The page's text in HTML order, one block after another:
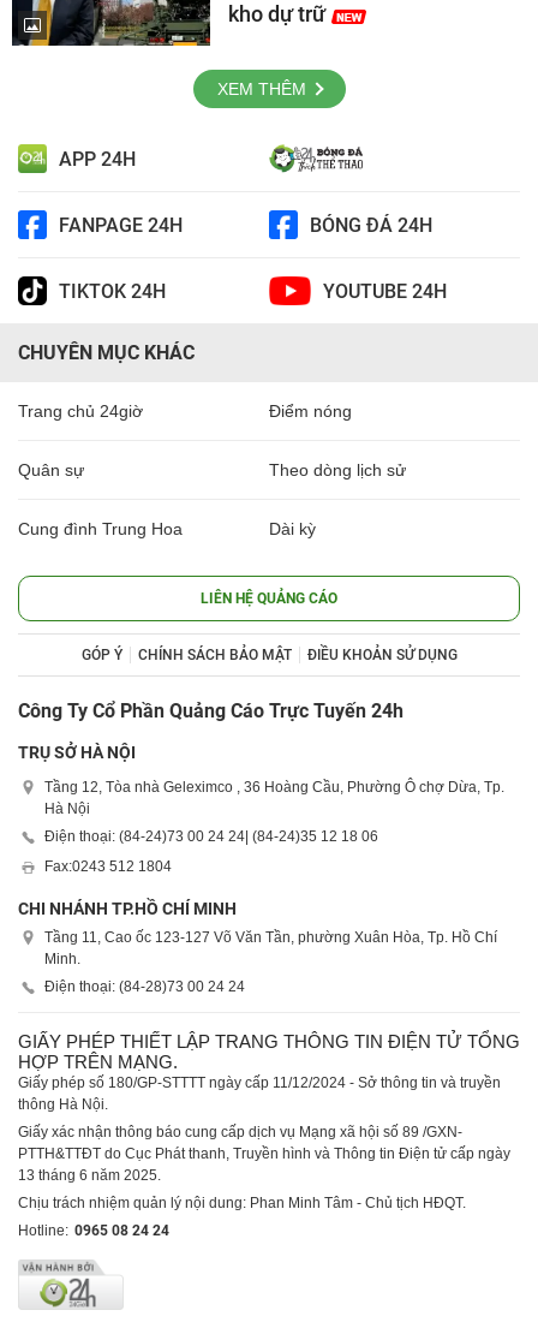
kho dự trữ
XEM THÊM
APP 24H
FANPAGE 24H BÓNG ĐÁ 24H
TIKTOK 24H YOUTUBE 24H
CHUYÊN MỤC KHÁC
Trang chủ 24giờ Điểm nóng
Quân sự Theo dòng lịch sử
Cung đình Trung Hoa Dài kỳ
LIÊN HỆ QUẢNG CÁO
GÓP Ý CHÍNH SÁCH BẢO MẬT ĐIỀU KHOẢN SỬ DỤNG
Công Ty Cổ Phần Quảng Cáo Trực Tuyến 24h
TRỤ SỞ HÀ NỘI
Tầng 12, Tòa nhà Geleximco , 36 Hoàng Cầu, Phường Ô chợ Dừa, Tp.
Hà Nội
Điện thoại: (84-24)73 00 24 24 | (84-24)35 12 18 06
Fax:0243 512 1804
CHI NHÁNH TP.HỒ CHÍ MINH
Tầng 11, Cao ốc 123-127 Võ Văn Tần, phường Xuân Hòa, Tp. Hồ Chí
Minh.
Điện thoại: (84-28)73 00 24 24
GIẤY PHÉP THIẾT LẬP TRANG THÔNG TIN ĐIỆN TỬ TỔNG
HỢP TRÊN MẠNG.
Giấy phép số 180/GP-STTTT ngày cấp 11/12/2024 - Sở thông tin và truyền
thông Hà Nội.
Giấy xác nhận thông báo cung cấp dịch vụ Mạng xã hội số 89 /GXN-
PTTH&TTĐT do Cục Phát thanh, Truyền hình và Thông tin Điện tử cấp ngày
13 tháng 6 năm 2025.
Chịu trách nhiệm quản lý nội dung: Phan Minh Tâm - Chủ tịch HĐQT.
Hotline: 0965 08 24 24